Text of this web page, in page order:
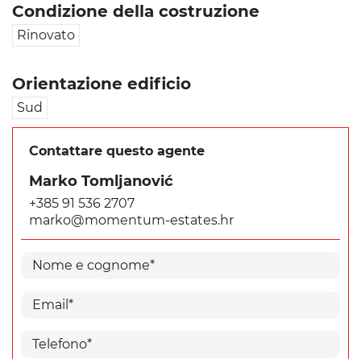
Condizione della costruzione
Rinovato
Orientazione edificio
Sud
Contattare questo agente
Marko Tomljanović
+385 91 536 2707
marko@momentum-estates.hr